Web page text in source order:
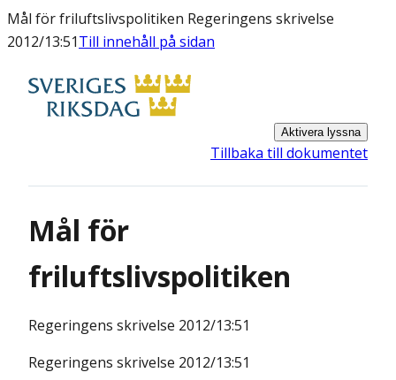
Mål för friluftslivspolitiken Regeringens skrivelse
2012/13:51Till innehåll på sidan
Aktivera lyssna
Tillbaka till dokumentet
Mål för
friluftslivspolitiken
Regeringens skrivelse 2012/13:51
Regeringens skrivelse 2012/13:51